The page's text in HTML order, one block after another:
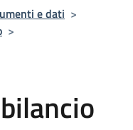
e dati >
>